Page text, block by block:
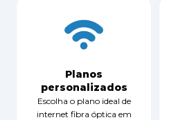
Planos
personalizados
Escolha o plano ideal de
internet fibra óptica em